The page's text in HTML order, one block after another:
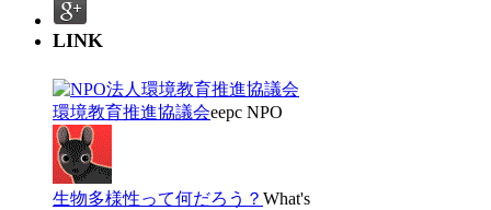
LINK
環境教育推進協議会eepc NPO
生物多様性って何だろう？ What's